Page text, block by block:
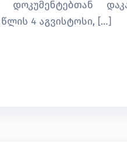
წლის 4 აგვისტოსი, […]